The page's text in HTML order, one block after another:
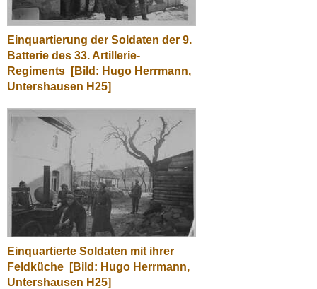
Einquartierung der Soldaten der 9.
Batterie des 33. Artillerie-
Regiments
[Bild: Hugo Herrmann,
Untershausen H25]
Einquartierte Soldaten mit ihrer
Feldküche
[Bild: Hugo Herrmann,
Untershausen H25]